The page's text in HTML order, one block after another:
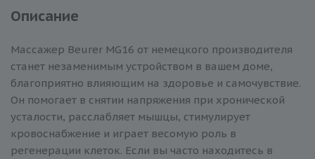
Описание
Массажер Beurer MG16 от немецкого производителя
станет незаменимым устройством в вашем доме,
благоприятно влияющим на здоровье и самочувствие.
Он помогает в снятии напряжения при хронической
усталости, расслабляет мышцы, стимулирует
кровоснабжение и играет весомую роль в
регенерации клеток. Если вы часто находитесь в